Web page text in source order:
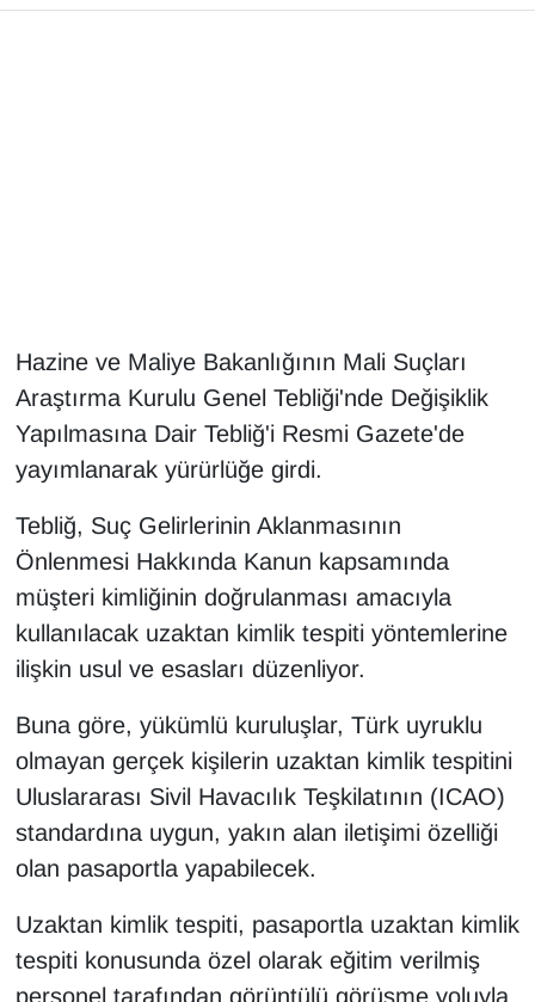
Hazine ve Maliye Bakanlığının Mali Suçları
Araştırma Kurulu Genel Tebliği'nde Değişiklik
Yapılmasına Dair Tebliğ'i Resmi Gazete'de
yayımlanarak yürürlüğe girdi.
Tebliğ, Suç Gelirlerinin Aklanmasının
Önlenmesi Hakkında Kanun kapsamında
müşteri kimliğinin doğrulanması amacıyla
kullanılacak uzaktan kimlik tespiti yöntemlerine
ilişkin usul ve esasları düzenliyor.
Buna göre, yükümlü kuruluşlar, Türk uyruklu
olmayan gerçek kişilerin uzaktan kimlik tespitini
Uluslararası Sivil Havacılık Teşkilatının (ICAO)
standardına uygun, yakın alan iletişimi özelliği
olan pasaportla yapabilecek.
Uzaktan kimlik tespiti, pasaportla uzaktan kimlik
tespiti konusunda özel olarak eğitim verilmiş
personel tarafından görüntülü görüşme yoluyla
En çok konuşulanlar
Kadın
Kim Kimdir?
Kültür & Sanat
KURDÎ
MAGAZİN
MEDYA
ONE EKONOMİ
POLİTİKA
Resmi İlanlar